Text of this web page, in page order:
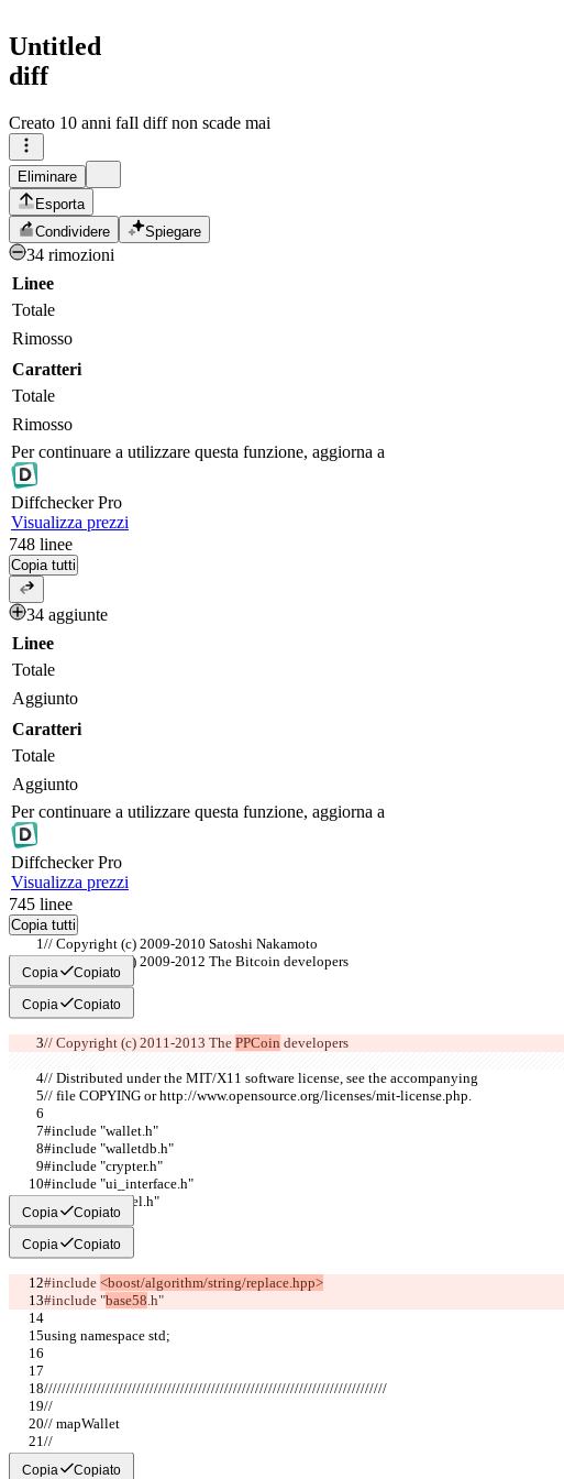
Untitled
diff
Creato 10 anni faIl diff non scade mai
Eliminare
Esporta
Condividere
Spiegare
34 rimozioni
Linee
Totale
Rimosso
Caratteri
Totale
Rimosso
Per continuare a utilizzare questa funzione, aggiorna a
DiffcheckerPro
Visualizza prezzi
748 linee
Copia tutti
34 aggiunte
Linee
Totale
Aggiunto
Caratteri
Totale
Aggiunto
Per continuare a utilizzare questa funzione, aggiorna a
DiffcheckerPro
Visualizza prezzi
745 linee
Copia tutti
// Copyright (c) 2009-2010 Satoshi Nakamoto
// Copyright (c) 2009-2012 The Bitcoin developers
Copia Copiato
Copia Copiato
// Copyright (c) 2011-2013 The PPCoin developers
// Distributed under the MIT/X11 software license, see the accompanying
// file COPYING or http://www.opensource.org/licenses/mit-license.php.
#include "wallet.h"
#include "walletdb.h"
#include "crypter.h"
#include "ui_interface.h"
#include "kernel.h"
Copia Copiato
Copia Copiato
#include <boost/algorithm/string/replace.hpp>
#include "base58.h"
using namespace std;
//////////////////////////////////////////////////////////////////////////////
//
// mapWallet
//
Copia Copiato